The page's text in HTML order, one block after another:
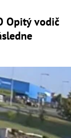
Opitý vodič